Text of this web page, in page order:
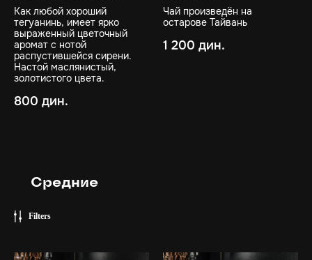
Как любой хороший
тегуанинь, имеет ярко
выраженный цветочный
аромат с нотой
распустившейся сирени.
Настой маслянистый,
золотистого цвета.
800 дин.
Чай произведён на
остарове Тайвань
1 200 дин.
Средние
Filters